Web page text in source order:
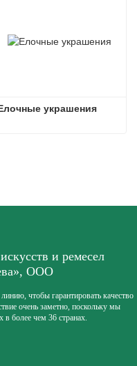
украшения
и ремесел
ООО
чтобы гарантировать качество
очень заметно, поскольку мы
более чем 36 странах.